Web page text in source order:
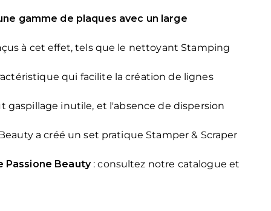
gamme de plaques avec un large
à cet effet, tels que le nettoyant Stamping
qui facilite la création de lignes
inutile, et l'absence de dispersion
a créé un set pratique Stamper & Scraper
Passione Beauty : consultez notre catalogue et